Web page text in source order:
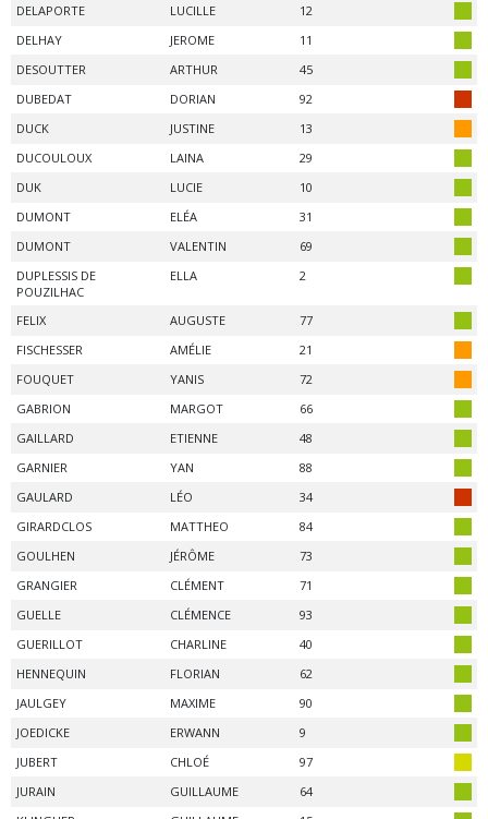
DELAPORTE
LUCILLE
12
DELHAY
JEROME
11
DESOUTTER
ARTHUR
45
DUBEDAT
DORIAN
92
DUCK
JUSTINE
13
DUCOULOUX
LAINA
29
DUK
LUCIE
10
DUMONT
ELÉA
31
DUMONT
VALENTIN
69
DUPLESSIS DE
POUZILHAC
ELLA 2
FELIX AUGUSTE
77
FISCHESSER
AMÉLIE
21
FOUQUET
YANIS
72
GABRION
MARGOT
66
GAILLARD
ETIENNE
48
GARNIER
YAN
88
GAULARD
LÉO
34
GIRARDCLOS
MATTHEO
84
GOULHEN
JÉRÔME
73
GRANGIER
CLÉMENT
71
GUELLE
CLÉMENCE
93
GUERILLOT
CHARLINE
40
HENNEQUIN
FLORIAN
62
JAULGEY
MAXIME
90
JOEDICKE
ERWANN
9
JUBERT
CHLOÉ
97
JURAIN
GUILLAUME
64